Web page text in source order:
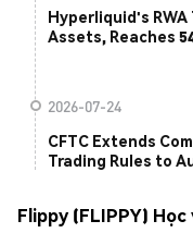
Hyperliquid's
Assets, Reaches
2026-07-24
CFTC Extends
Trading Rules to
Flippy (FLIPPY) Học